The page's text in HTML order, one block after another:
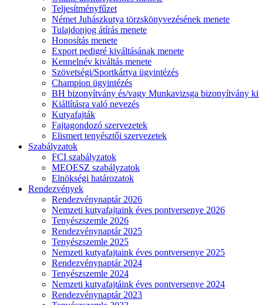
Teljesítményfűzet
Német Juhászkutya törzskönyvezésének menete
Tulajdonjog átírás menete
Honosítás menete
Export pedigré kiváltásának menete
Kennelnév kiváltás menete
Szövetségi/Sportkártya ügyintézés
Champion ügyintézés
BH bizonyítvány és/vagy Munkavizsga bizonyítvány
Kiállításra való nevezés
Kutyafajták
Fajtagondozó szervezetek
Elismert tenyésztői szervezetek
Szabályzatok
FCI szabályzatok
MEOESZ szabályzatok
Elnökségi határozatok
Rendezvények
Rendezvénynaptár 2026
Nemzeti kutyafajtaink éves pontversenye 2026
Tenyészszemle 2026
Rendezvénynaptár 2025
Tenyészszemle 2025
Nemzeti kutyafajtaink éves pontversenye 2025
Rendezvénynaptár 2024
Tenyészszemle 2024
Nemzeti kutyafajtáink éves pontversenye 2024
Rendezvénynaptár 2023